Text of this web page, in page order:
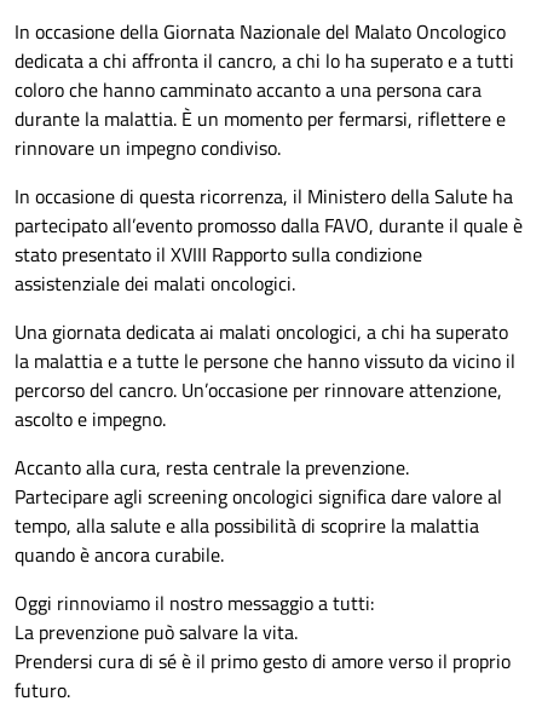
In occasione della Giornata Nazionale del Malato Oncologico
dedicata a chi affronta il cancro, a chi lo ha superato e a tutti
coloro che hanno camminato accanto a una persona cara
durante la malattia. È un momento per fermarsi, riflettere e
rinnovare un impegno condiviso.
In occasione di questa ricorrenza, il Ministero della Salute ha
partecipato all’evento promosso dalla FAVO, durante il quale è
stato presentato il XVIII Rapporto sulla condizione
assistenziale dei malati oncologici.
Una giornata dedicata ai malati oncologici, a chi ha superato
la malattia e a tutte le persone che hanno vissuto da vicino il
percorso del cancro. Un’occasione per rinnovare attenzione,
ascolto e impegno.
Accanto alla cura, resta centrale la prevenzione.
Partecipare agli screening oncologici significa dare valore al
tempo, alla salute e alla possibilità di scoprire la malattia
quando è ancora curabile.
Oggi rinnoviamo il nostro messaggio a tutti:
La prevenzione può salvare la vita.
Prendersi cura di sé è il primo gesto di amore verso il proprio
futuro.